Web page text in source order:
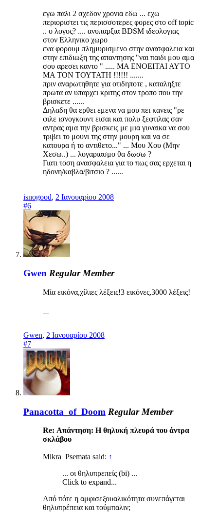
εγω παλι 2 σχεδον χρονια εδω ... εχω
περιοριστει τις περισσοτερες φορες στο off topic
.. ο λογος? .... ανυπαρξια BDSM ιδεολογιας
στον Ελληνικο χωρο
ενα φορουμ πλημυρισμενο στην ανασφαλεια και
στην επιδιωξη της απαντησης "ναι παιδι μου αμα
σου αρεσει καντο " ..... ΜΑ ΕΝΟΕΙΤΑΙ ΑΥΤΟ
ΜΑ ΤΟΝ ΤΟΥΤΑΤΗ !!!!!! .......
πριν αναρωτηθητε για οτιδηποτε , καταληξτε
πρωτα αν υπαρχει κριτης στον τροπο που την
βρισκετε ......
Δηλαδη θα ερθει εμενα να μου πει κανεις "ρε
φιλε ισνογκουντ εισαι και πολυ ξεφτιλας σαν
αντρας αμα την βρισκεις με μια γυναικα να σου
τριβει το μουνι της στην μουρη και να σε
κατουρα ή το αντιθετο..." ... Μου Χου (Μην
Χεσω..) ... λογαριασμο θα δωσω ?
Γιατι τοση ανασφαλεια για το πως σας ερχεται η
ηδονη/καβλα/βιτσιο ? ......
isnogood, 2 Ιανουαρίου 2008
#6
Gwen Regular Member
Μία εικόνα,χίλιες λέξεις!3 εικόνες,3000 λέξεις!
Gwen, 2 Ιανουαρίου 2008
#7
Panacotta_of_Doom Regular Member
Re: Απάντηση: H θηλυκή πλευρά του άντρα
σκλάβου
Mikra_Psemata said: ↑
... οι θηλυπρεπείς (bi) ...
Click to expand...
Από πότε η αμφισεξουαλικότητα συνεπάγεται
θηλυπρέπεια και τούμπαλιν;